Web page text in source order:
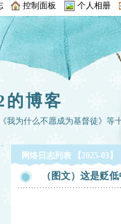
控制面板 个人相册
的博客
我为什么不愿成为基督徒》等
网络日志列表 【2025-03】
（图文）这是贬